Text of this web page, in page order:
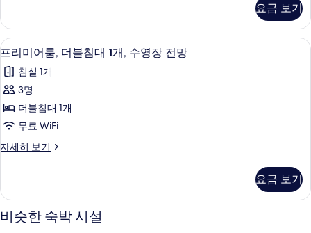
두
보
기
히
보
기
즈
침
대
개
(View)
사
진
보
기
스
위
트,
사
이
침
대
개
히
보
요금 보기
프
리
미
어
룸,
더
블
대
개,
미니바, 객실 내 금고, 책상, 노트북 작
2
프리미어룸, 더블침대 1개, 수영장 전망
침실 1개
3명
더블침대 1개
무료 WiFi
자세히 보기
프
룸,
블
요금 보기
비슷한 숙박 시설